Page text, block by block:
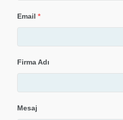
Email *
Firma Adı
Mesaj